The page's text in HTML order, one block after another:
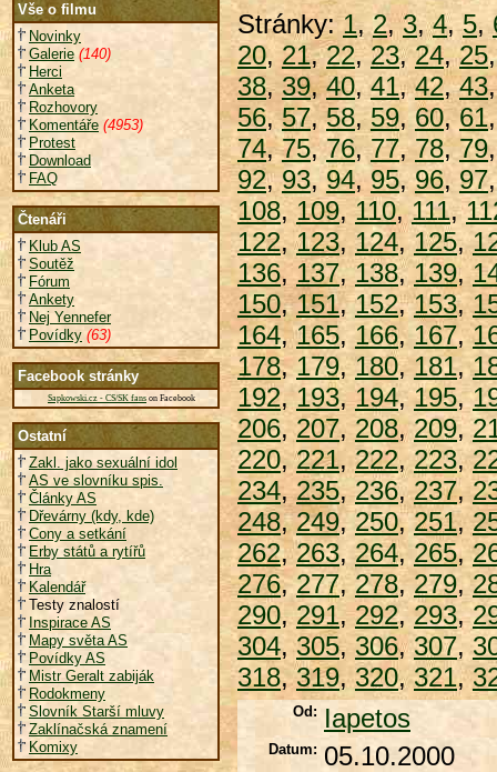
Vše o filmu
Novinky
Galerie (140)
Herci
Anketa
Rozhovory
Komentáře (4953)
Protest
Download
FAQ
Čtenáři
Klub AS
Soutěž
Fórum
Ankety
Nej Yennefer
Povídky (63)
Facebook stránky
Sapkowski.cz - CS/SK fans on Facebook
Ostatní
Zakl. jako sexuální idol
AS ve slovníku spis.
Články AS
Dřevárny (kdy, kde)
Cony a setkání
Erby států a rytířů
Hra
Kalendář
Testy znalostí
Inspirace AS
Mapy světa AS
Povídky AS
Mistr Geralt zabiják
Rodokmeny
Slovník Starší mluvy
Zaklínačská znamení
Komixy
Stránky: 1,2,3,4,5,
20, 21,22,23,24,25
38, 39,40,41,42,43
56,57,58, 59, 60, 61
74,75,76,77,78,79
92,93,94,95, 96, 97
108,109, 110,111,
122,123, 124,125,
136,137,138, 139,
150,151,152,153,
164,165, 166,167,
178,179,180, 181,
192,193,194,195,
206, 207, 208,209,
220,221, 222,223,
234,235,236,237,
248,249,250,251,
262,263,264,265,
276,277, 278, 279,
290,291, 292, 293,
304,305, 306,307,
318,319, 320,321,
Od: Iapetos
Datum: 05.10.2000